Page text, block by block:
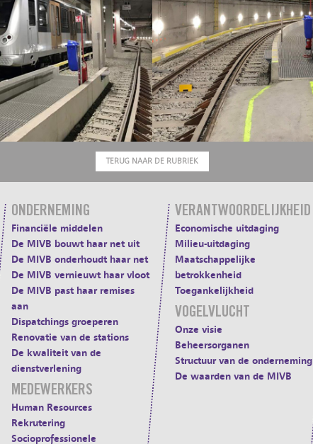
TERUG NAAR DE RUBRIEK
ONDERNEMING
Financiële middelen
De MIVB bouwt haar net uit
De MIVB onderhoudt haar net
De MIVB vernieuwt haar vloot
De MIVB past haar remises
aan
Dispatchings groeperen
Renovatie van de stations
De kwaliteit van de
dienstverlening
MEDEWERKERS
Human Resources
Rekrutering
Socioprofessionele
VERANTWOORDELIJKHEID
Economische uitdaging
Milieu-uitdaging
Maatschappelijke
betrokkenheid
Toegankelijkheid
VOGELVLUCHT
Onze visie
Beheersorganen
Structuur van de onderneming
De waarden van de MIVB